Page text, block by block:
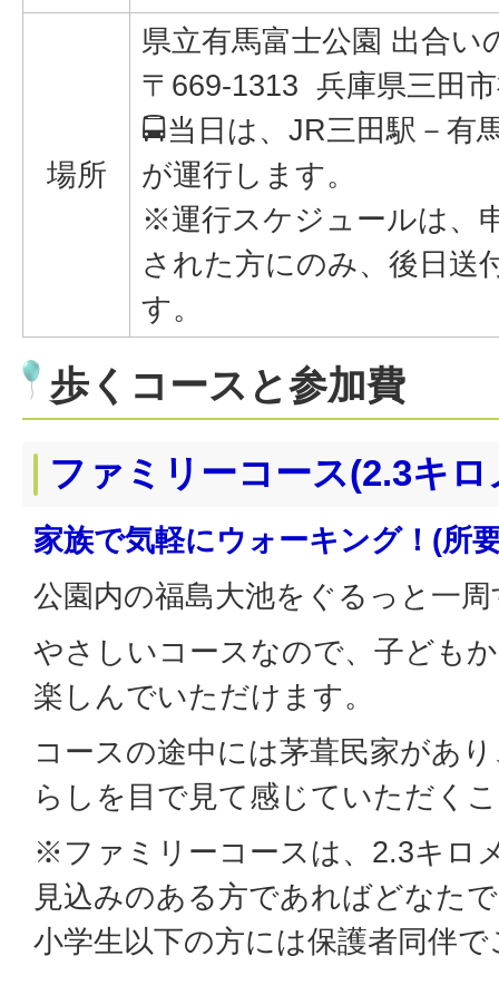
場所
県立有馬富士公園 出合い
〒669-1313 兵庫県三田
🚍当日は、JR三田駅－有
が運行します。
※運行スケジュールは、
された方にのみ、後日送
す。
歩くコースと参加費
ファミリーコース(2.3キ
家族で気軽にウォーキング！(所
公園内の福島大池をぐるっと一
やさしいコースなので、子ども
楽しんでいただけます。
コースの途中には茅葺民家があ
らしを目で見て感じていただく
※ファミリーコースは、2.3キロ
見込みのある方であればどなた
小学生以下の方には保護者同伴